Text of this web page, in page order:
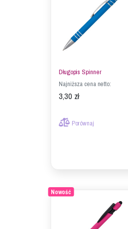
Długopis Spinner
Najniższa cena netto:
3,30 zł
Porównaj
Nowość